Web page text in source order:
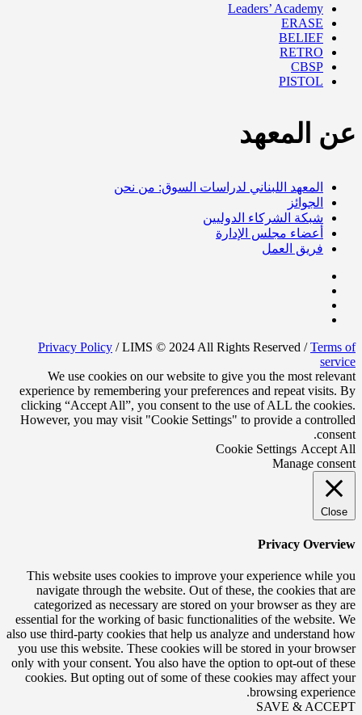
Leaders’ Academy
ERASE
BELIEF
RETRO
CBSP
PISTOL
عن المعهد
المعهد اللبناني لدراسات السوق: من نحن
الجوائز
شبكة الشركاء الدوليين
أعضاء مجلس الإدارة
فريق العمل
Privacy Policy / LIMS © 2024 All Rights Reserved /Terms of
service
We use cookies on our website to give you the most relevant
experience by remembering your preferences and repeat visits. By
clicking “Accept All”, you consent to the use of ALL the cookies.
However, you may visit "Cookie Settings" to provide a controlled
consent.
Cookie Settings Accept All
Manage consent
Close
Privacy Overview
This website uses cookies to improve your experience while you
navigate through the website. Out of these, the cookies that are
categorized as necessary are stored on your browser as they are
essential for the working of basic functionalities of the website. We
also use third-party cookies that help us analyze and understand how
you use this website. These cookies will be stored in your browser
only with your consent. You also have the option to opt-out of these
cookies. But opting out of some of these cookies may affect your
browsing experience.
SAVE & ACCEPT